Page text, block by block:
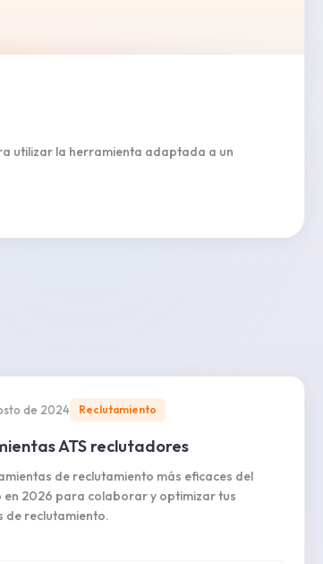
utilizar la herramienta adaptada a un
de 2024 Reclutamiento
ATS reclutadores
de reclutamiento más eficaces del
en 2026 para colaborar y optimizar tus
de reclutamiento.